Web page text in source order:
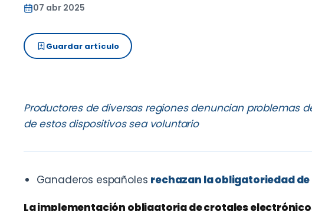
07 abr 2025
Guardar artículo
Productores de diversas regiones denuncian problemas
de estos dispositivos sea voluntario
Ganaderos españoles rechazan la obligatoriedad
La implementación obligatoria de crotales